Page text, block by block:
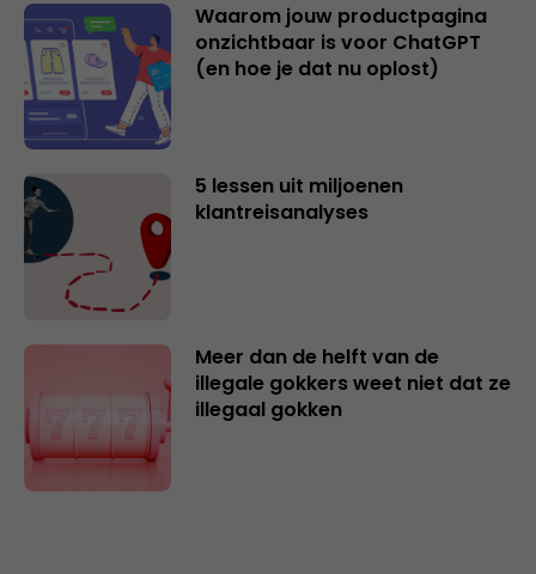
Waarom jouw productpagina
onzichtbaar is voor ChatGPT
(en hoe je dat nu oplost)
5 lessen uit miljoenen
klantreisanalyses
Meer dan de helft van de
illegale gokkers weet niet dat ze
illegaal gokken